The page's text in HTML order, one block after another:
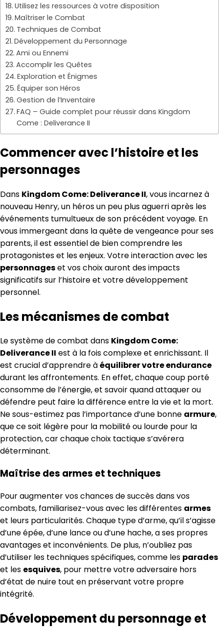
Utilisez les ressources à votre disposition
Maîtriser le Combat
Techniques de Combat
Développement du Personnage
Ami ou Ennemi
Accomplir les Quêtes
Exploration et Énigmes
Équiper son Héros
Gestion de l’Inventaire
FAQ – Guide complet pour réussir dans Kingdom
Come : Deliverance II
Commencer avec l’histoire et les
personnages
Dans Kingdom Come: Deliverance II, vous incarnez à
nouveau Henry, un héros un peu plus aguerri après les
événements tumultueux de son précédent voyage. En
vous immergeant dans la quête de vengeance pour ses
parents, il est essentiel de bien comprendre les
protagonistes et les enjeux. Votre interaction avec les
personnageset vos choix auront des impacts
significatifs sur l’histoire et votre développement
personnel.
Les mécanismes de combat
Le système de combat dans Kingdom Come:
Deliverance II est à la fois complexe et enrichissant. Il
est crucial d’apprendre àéquilibrer votre endurance
durant les affrontements. En effet, chaque coup porté
consomme de l’énergie, et savoir quand attaquer ou
défendre peut faire la différence entre la vie et la mort.
Ne sous-estimez pas l’importance d’une bonne armure,
que ce soit légère pour la mobilité ou lourde pour la
protection, car chaque choix tactique s’avérera
déterminant.
Maîtrise des armes et techniques
Pour augmenter vos chances de succès dans vos
combats, familiarisez-vous avec les différentes armes
et leurs particularités. Chaque type d’arme, qu’il s’agisse
d’une épée, d’une lance ou d’une hache, a ses propres
avantages et inconvénients. De plus, n’oubliez pas
d’utiliser les techniques spécifiques, comme les parades
et les esquives, pour mettre votre adversaire hors
d’état de nuire tout en préservant votre propre
intégrité.
Développement du personnage et